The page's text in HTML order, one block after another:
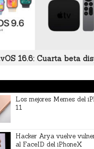
16.6: Cuarta beta
Los mejores Memes del
11
Hacker Arya vuelve
al FaceID del iPhoneX